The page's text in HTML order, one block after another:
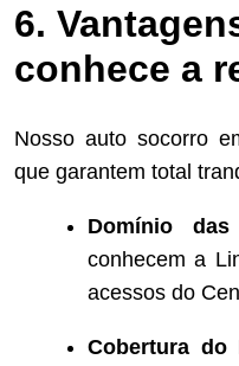
6.
conhece a
Nosso auto socorro
que garantem total
Domínio das
conhecem a
acessos do
Cobertura do